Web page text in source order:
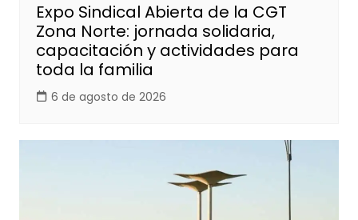
Expo Sindical Abierta de la CGT
Zona Norte: jornada solidaria,
capacitación y actividades para
toda la familia
6 de agosto de 2026